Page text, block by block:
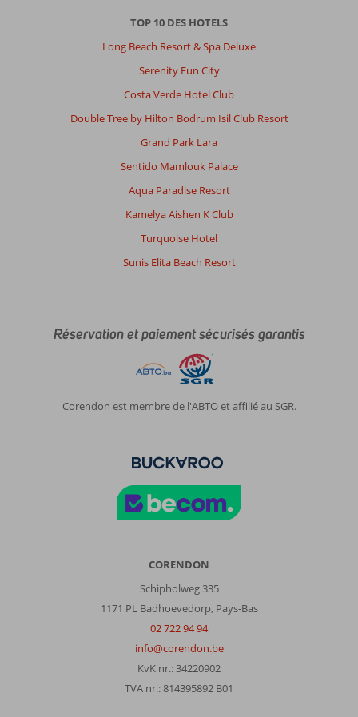
TOP 10 DES HOTELS
Long Beach Resort & Spa Deluxe
Serenity Fun City
Costa Verde Hotel Club
Double Tree by Hilton Bodrum Isil Club Resort
Grand Park Lara
Sentido Mamlouk Palace
Aqua Paradise Resort
Kamelya Aishen K Club
Turquoise Hotel
Sunis Elita Beach Resort
Réservation et paiement sécurisés garantis
Corendon est membre de l'ABTO et affilié au SGR.
CORENDON
Schipholweg 335
1171 PL Badhoevedorp, Pays-Bas
02 722 94 94
info@corendon.be
KvK nr.: 34220902
TVA nr.: 814395892 B01